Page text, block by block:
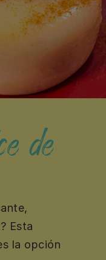
de
Esta
la opción